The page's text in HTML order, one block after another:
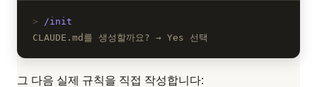
/init
CLAUDE.md를 생성할까요? → Yes 선택
그 다음 실제 규칙을 직접 작성합니다: